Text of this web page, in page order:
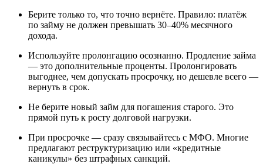
Берите только то, что точно вернёте. Правило: платёж
по займу не должен превышать 30–40% месячного
дохода.
Используйте пролонгацию осознанно. Продление займа
— это дополнительные проценты. Пролонгировать
выгоднее, чем допускать просрочку, но дешевле всего —
вернуть в срок.
Не берите новый займ для погашения старого. Это
прямой путь к росту долговой нагрузки.
При просрочке — сразу связывайтесь с МФО. Многие
предлагают реструктуризацию или «кредитные
каникулы» без штрафных санкций.